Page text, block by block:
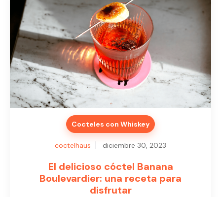
Cocteles con Whiskey
coctelhaus diciembre 30, 2023
El delicioso cóctel Banana
Boulevardier: una receta para
disfrutar